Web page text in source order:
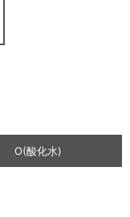
O(酸化水)